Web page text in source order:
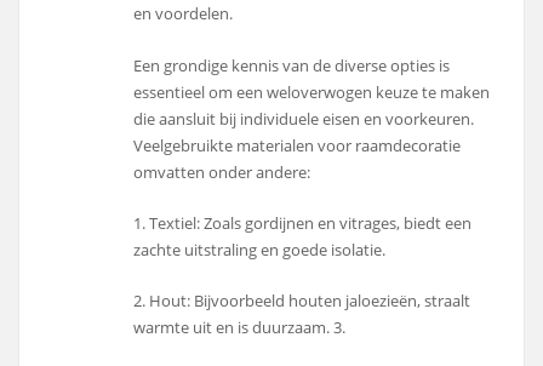
en voordelen.
Een grondige kennis van de diverse opties is
essentieel om een weloverwogen keuze te maken
die aansluit bij individuele eisen en voorkeuren.
Veelgebruikte materialen voor raamdecoratie
omvatten onder andere:
1. Textiel: Zoals gordijnen en vitrages, biedt een
zachte uitstraling en goede isolatie.
2. Hout: Bijvoorbeeld houten jaloezieën, straalt
warmte uit en is duurzaam. 3.